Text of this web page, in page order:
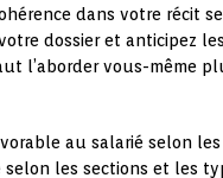
dans votre récit
dossier et anticipez
l’aborder vous-même
au salarié selon les
les sections et les